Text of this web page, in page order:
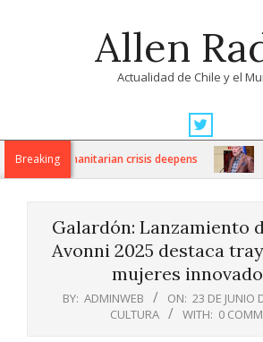
Allen
Actualidad de Chile y el
Navigation
MenuBreaking
as humanitarian crisis deepens
Galardón: Lanzamiento
Avonni 2025 destaca
mujeres
BY: ADMINWEB ON: 23 DE JUNIO
CULTURA
WITH: 0